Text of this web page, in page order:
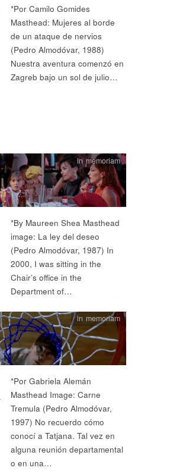
*Por Camilo Gomides
Masthead: Mujeres al borde
de un ataque de nervios
(Pedro Almodóvar, 1988)
Nuestra aventura comenzó en
Zagreb bajo un sol de julio…
in memoriam
*By Maureen Shea Masthead
image: La ley del deseo
(Pedro Almodóvar, 1987) In
2000, I was sitting in the
Chair’s office in the
Department of…
in memoriam
*Por Gabriela Alemán
Masthead Image: Carne
Tremula (Pedro Almodóvar,
1997) No recuerdo cómo
conocí a Tatjana. Tal vez en
alguna reunión departamental
o en una…